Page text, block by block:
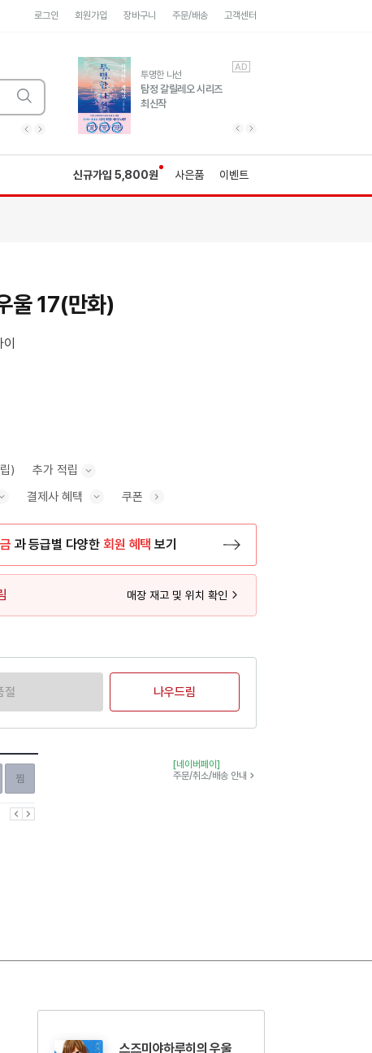
로그인 회원가입 장바구니 주문/배송 고객센터
히가시노게이고 추모 수족관 독하게 돈 공부
유럽 도시 기행3
풍성한 서사와 인문학적
통찰!
AD
투명한 나선
탐정 갈릴레오 시리즈
최신작
AD
신규가입 5,800원 사은품 이벤트
울 17(만화)
) 추가 적립
결제사 혜택 쿠폰
과 등급별 다양한 회원 혜택 보기
매장 재고 및 위치 확인
절 나우드림
이전다음
[네이버페이]
주문/취소/배송 안내
스즈미야하루히의 우울